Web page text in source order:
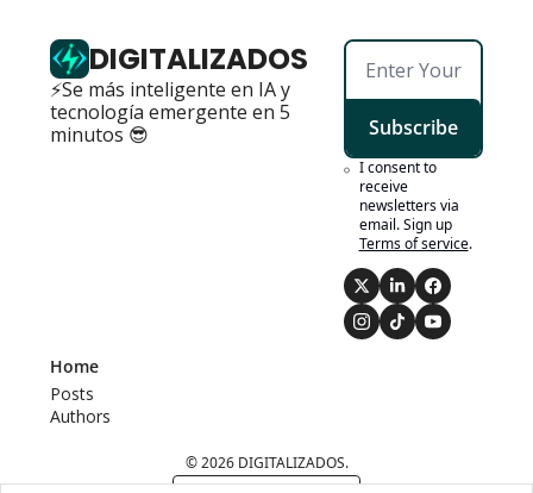
DIGITALIZADOS
⚡Se más inteligente en IA y
tecnología emergente en 5
minutos 😎
Subscribe
I consent to
receive
newsletters via
email. Sign up
Terms of service.
Home
Posts
Authors
© 2026 DIGITALIZADOS.